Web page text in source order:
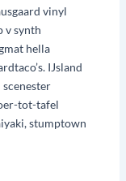
vinyl
v synth
hella
IJsland
tot-tafel
stumptown